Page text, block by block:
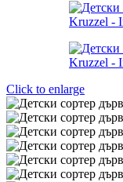
Click to enlarge